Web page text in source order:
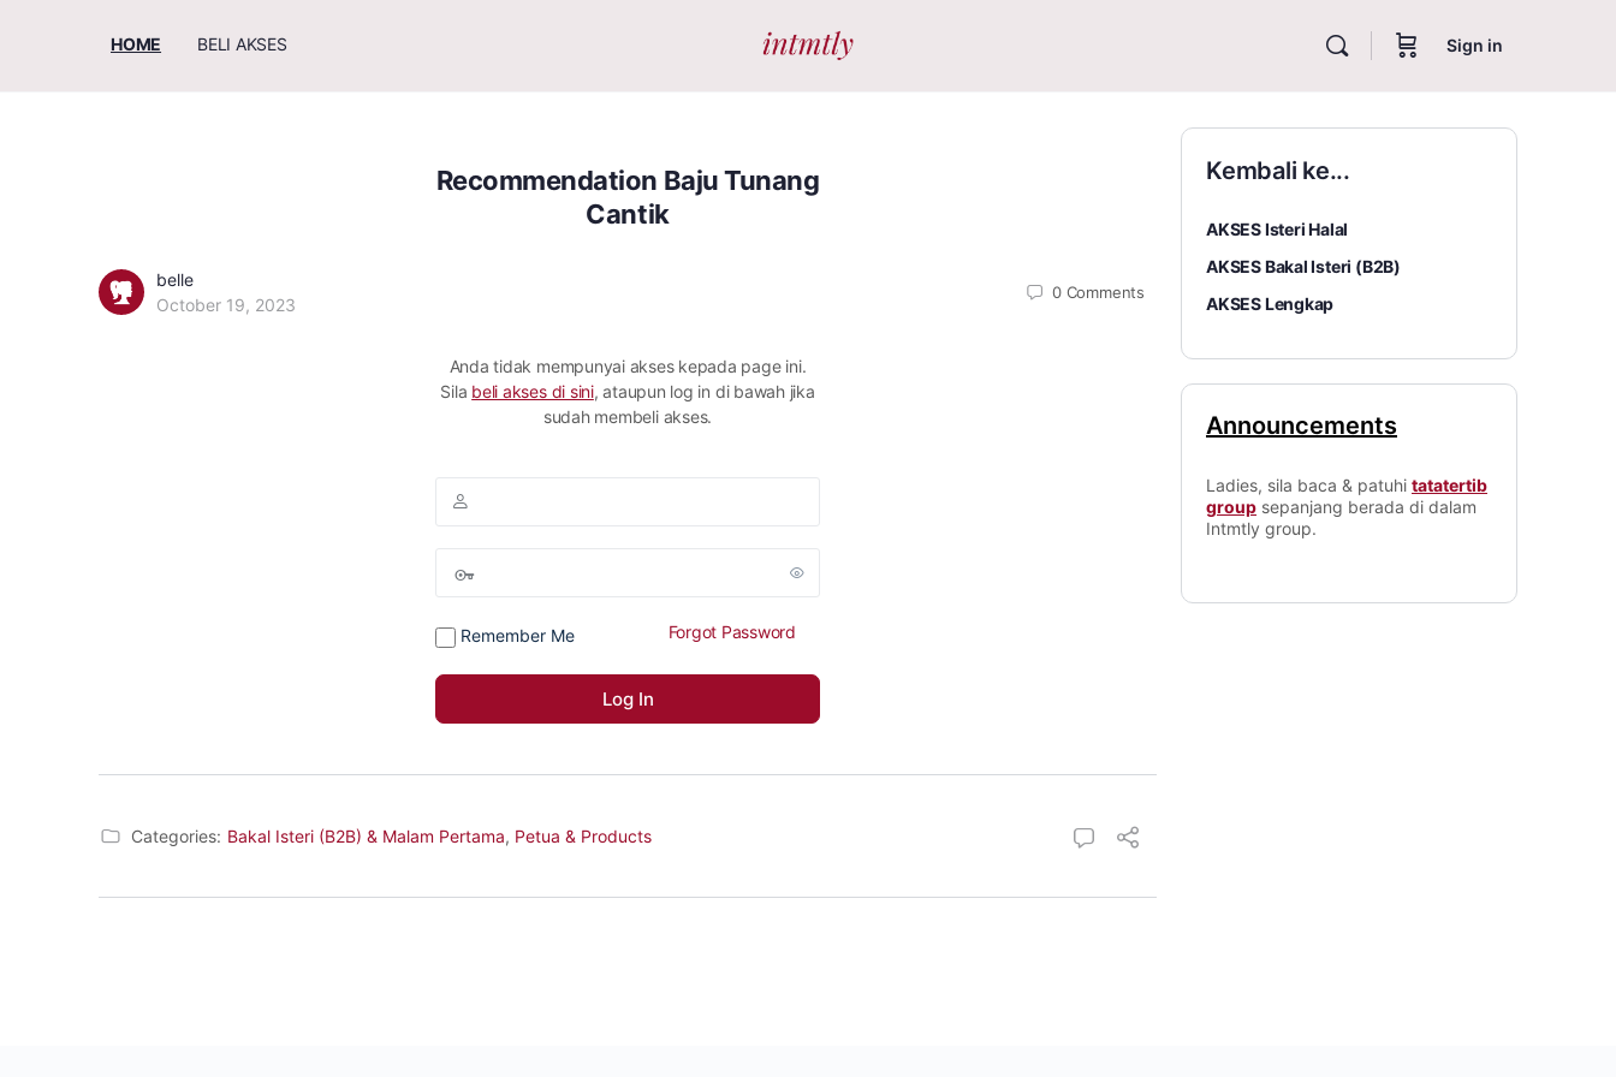
HOME BELI AKSES Sign in
Recommendation Baju Tunang
Cantik
belle
October 19, 2023
0 Comments
Anda tidak mempunyai akses kepada page ini.
Sila beli akses di sini, ataupun log in di bawah jika
sudah membeli akses.
Remember Me Forgot Password
Categories: Bakal Isteri (B2B) & Malam Pertama, Petua & Products
Kembali ke...
AKSES Isteri Halal
AKSES Bakal Isteri (B2B)
AKSES Lengkap
Announcements
Ladies, sila baca & patuhi tatatertib
group sepanjang berada di dalam
Intmtly group.